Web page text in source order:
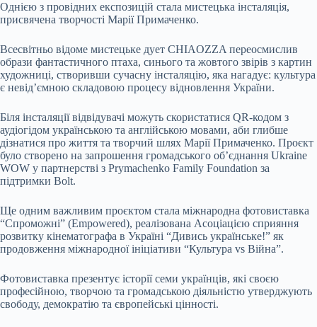
Однією з провідних експозицій стала мистецька інсталяція,
присвячена творчості Марії Примаченко.
Всесвітньо відоме мистецьке дует CHIAOZZA переосмислив
образи фантастичного птаха, синього та жовтого звірів з картин
художниці, створивши сучасну інсталяцію, яка нагадує: культура
є невід’ємною складовою процесу відновлення України.
Біля інсталяції відвідувачі можуть скористатися QR-кодом з
аудіогідом українською та англійською мовами, аби глибше
дізнатися про життя та творчий шлях Марії Примаченко. Проєкт
було створено на запрошення громадського об’єднання Ukraine
WOW у партнерстві з Prymachenko Family Foundation за
підтримки Bolt.
Ще одним важливим проєктом стала міжнародна фотовиставка
“Спроможні” (Empowered), реалізована Асоціацією сприяння
розвитку кінематографа в Україні “Дивись українське!” як
продовження міжнародної ініціативи “Культура vs Війна”.
Фотовиставка презентує історії семи українців, які своєю
професійною, творчою та громадською діяльністю утверджують
свободу, демократію та європейські цінності.